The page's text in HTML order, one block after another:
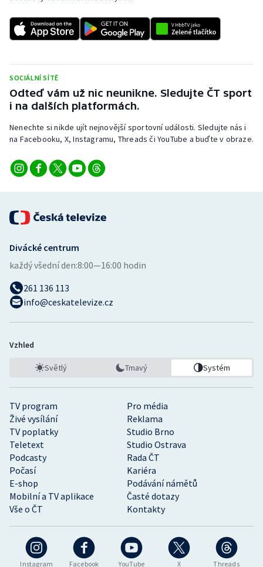
SOCIÁLNÍ SÍTĚ
Odteď vám už nic neunikne. Sledujte ČT sport
i na dalších platformách.
Nenechte si nikde ujít nejnovější sportovní události. Sledujte nás i
na Facebooku, X, Instagramu, Threads či YouTube a buďte v obraze.
Instagram Facebook YouTube X Threads
TV program
Pro média
Živé vysílání
Reklama
TV poplatky
Studio Brno
Teletext
Studio Ostrava
Podcasty
Rada ČT
Počasí
Kariéra
E-shop
Podávání námětů
Mobilní a TV aplikace
Časté dotazy
Vše o ČT
Kontakty
Divácké centrum
každý všední den:8:00—16:00 hodin
261 136 113
info@ceskatelevize.cz
Vzhled
Světlý Tmavý Systém